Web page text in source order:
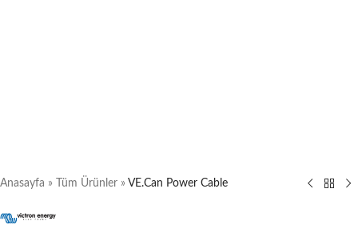
Anasayfa » Tüm Ürünler » VE.Can Power Cable